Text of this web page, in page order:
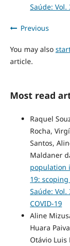
Saúde: Vol.
Previous
You may also
article.
Most read
Raquel
Rocha,
Santos,
Maldaner
population
19:
Saúde:
COVID-19
Aline
Huara
Otávio Luis